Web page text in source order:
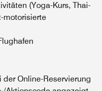
(Yoga-Kurs, Thai-
motorisierte
Online-Reservierung